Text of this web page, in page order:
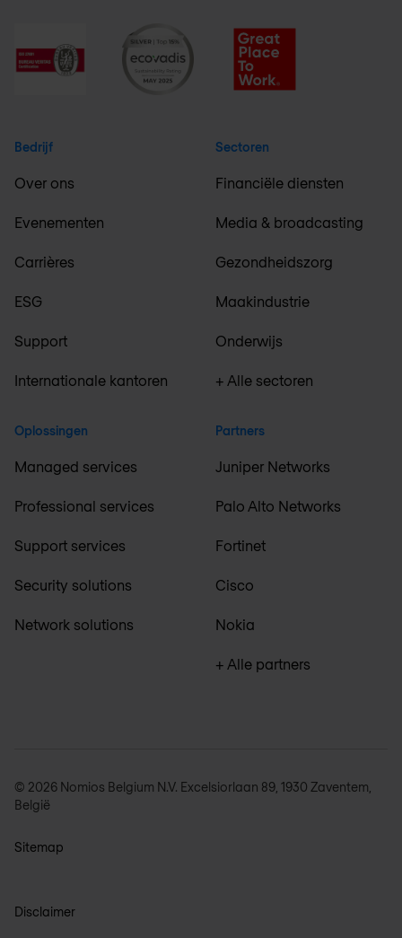
Bedrijf
Over ons
Evenementen
Carrières
ESG
Support
Internationale kantoren
Oplossingen
Managed services
Professional services
Support services
Security solutions
Network solutions
Sectoren
Financiële diensten
Media & broadcasting
Gezondheidszorg
Maakindustrie
Onderwijs
+ Alle sectoren
Partners
Juniper Networks
Palo Alto Networks
Fortinet
Cisco
Nokia
+ Alle partners
© 2026 Nomios Belgium N.V. Excelsiorlaan 89, 1930 Zaventem,
België
Sitemap
Disclaimer